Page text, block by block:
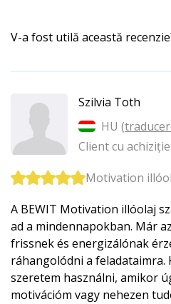
V-a fost utilă această
Szilvia Toth
HU (
Client cu
Motivation
A BEWIT Motivation illóolaj
ad a mindennapokban. Már
frissnek és energizálónak
ráhangolódni a feladataimra.
szeretem használni, amikor
motivációm vagy nehezen